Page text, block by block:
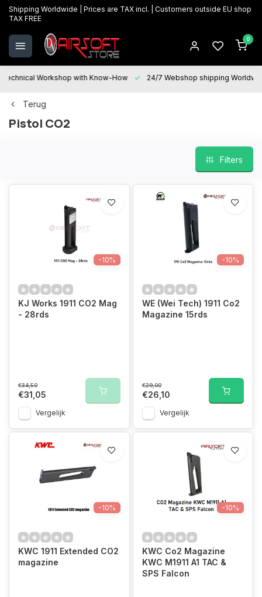
Shipping Worldwide | Prices are TAX incl. | Customers outside EU shop
TAX FREE
0
Technical Workshop with Know-How 24/7 Webshop shipping
Terug
Pistol CO2
Filters
-10%
KJ Works 1911 CO2 Mag
- 28rds
€34,50
€31,05
Vergelijk
-10%
WE (Wei Tech) 1911 Co2
Magazine 15rds
€29,00
€26,10
Vergelijk
-10%
KWC 1911 Extended CO2
magazine
-10%
KWC Co2 Magazine
KWC M1911 A1 TAC &
SPS Falcon